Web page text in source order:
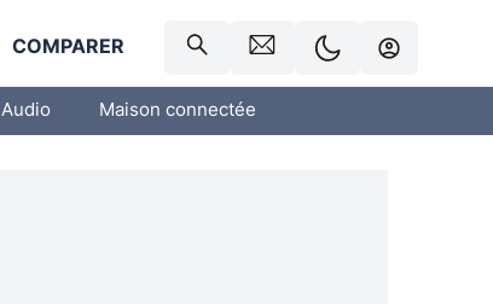
COMPARER
Audio Maison connectée